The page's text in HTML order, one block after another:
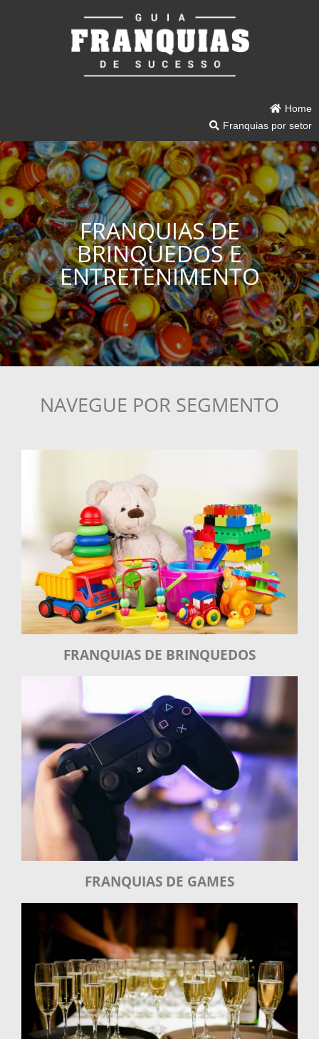
Home
Franquias por setor
FRANQUIAS DE
BRINQUEDOS E
ENTRETENIMENTO
NAVEGUE POR SEGMENTO
FRANQUIAS DE BRINQUEDOS
FRANQUIAS DE GAMES